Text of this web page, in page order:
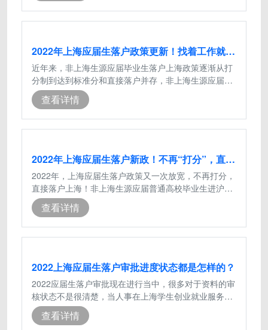
2022年上海应届生落户政策更新！找着工作就可直接落户上海
近年来，非上海生源应届毕业生落户上海政策逐渐从打
分制到达到标准分和直接落户并存，非上海生源应届毕
业生符合规定条件，可以由用人单位为
查看详情
2022年上海应届生落户新政！不再“打分”，直接落户上海！
2022年，上海应届生落户政策又一次放宽，不再打分，
直接落户上海！非上海生源应届普通高校毕业生进沪就
业申请上海户籍评分办法再次调整，条
查看详情
2022上海应届生落户审批进度状态都是怎样的？
2022应届生落户审批现在进行当中，很多对于资料的审
核状态不是很清楚，当人事在上海学生创业就业服务网
查询的审核状态都有哪些呢，下面来看
查看详情